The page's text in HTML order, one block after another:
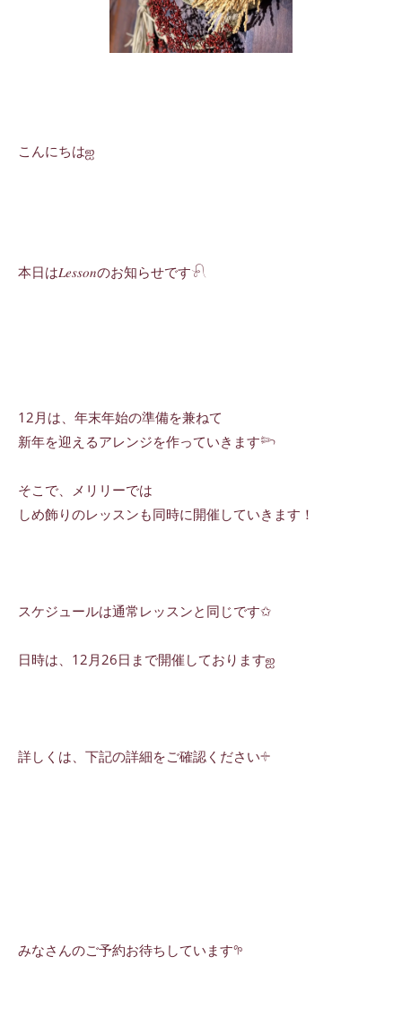
こんにちはஐ
本日は𝐿𝑒𝑠𝑠𝑜𝑛のお知らせです𓍯
12月は、年末年始の準備を兼ねて
新年を迎えるアレンジを作っていきます𓆸
そこで、メリリーでは
しめ飾りのレッスンも同時に開催していきます！
スケジュールは通常レッスンと同じです✩
日時は、12月26日まで開催しておりますஐ
詳しくは、下記の詳細をご確認ください𓇬
みなさんのご予約お待ちしています𖧧